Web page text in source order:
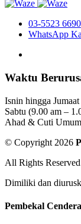
03-5523 6690
WhatsApp
Waktu
Isnin hingga
Sabtu (9.00 am –
Ahad & Cuti
© Copyright 2026
All Rights
Dimiliki dan
Pembekal